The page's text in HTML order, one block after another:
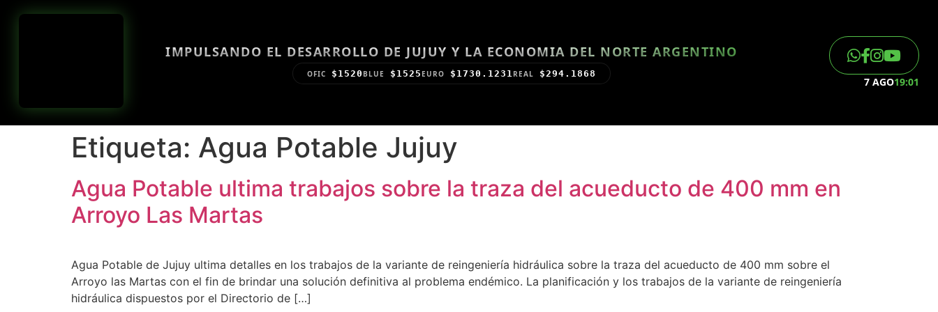
IMPULSANDO EL DESARROLLO DE JUJUY Y LA ECONOMIA DEL NORTE ARGENTINO
OFIC $1520 BLUE $1525 EURO $1730.1231REAL $294.1868
7 AGO19:01
Etiqueta: Agua Potable Jujuy
Agua Potable ultima trabajos sobre la traza del acueducto de 400 mm en
Arroyo Las Martas
Agua Potable de Jujuy ultima detalles en los trabajos de la variante de reingeniería hidráulica sobre la traza del acueducto de 400 mm sobre el
Arroyo las Martas con el fin de brindar una solución definitiva al problema endémico. La planificación y los trabajos de la variante de reingeniería
hidráulica dispuestos por el Directorio de […]